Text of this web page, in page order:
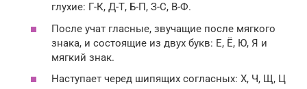
глухие: Г-К, Д-Т, Б-П, З-С, В-Ф.
После учат гласные, звучащие после мягкого
знака, и состоящие из двух букв: Е, Ё, Ю, Я и
мягкий знак.
Наступает черед шипящих согласных: Х, Ч, Щ, Ц